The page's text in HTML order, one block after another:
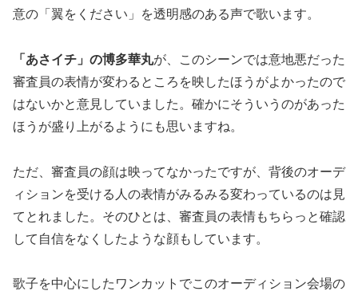
意の「翼をください」を透明感のある声で歌います。
「あさイチ」の博多華丸が、このシーンでは意地悪だった
審査員の表情が変わるところを映したほうがよかったので
はないかと意見していました。確かにそういうのがあった
ほうが盛り上がるようにも思いますね。
ただ、審査員の顔は映ってなかったですが、背後のオーデ
ィションを受ける人の表情がみるみる変わっているのは見
てとれました。そのひとは、審査員の表情もちらっと確認
して自信をなくしたような顔もしています。
歌子を中心にしたワンカットでこのオーディション会場の